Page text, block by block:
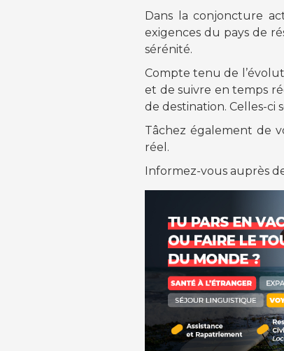
Dans la conjoncture
exigences du pays de
sérénité.
Compte tenu de
et de suivre en temps
de destination. Celles-ci
Tâchez également de
réel.
Informez-vous auprès